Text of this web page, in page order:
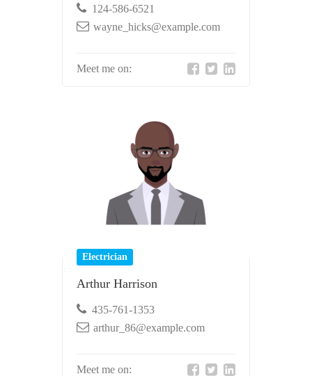
124-586-6521
wayne_hicks@example.com
Meet me on:
Electrician
Arthur Harrison
435-761-1353
arthur_86@example.com
Meet me on: